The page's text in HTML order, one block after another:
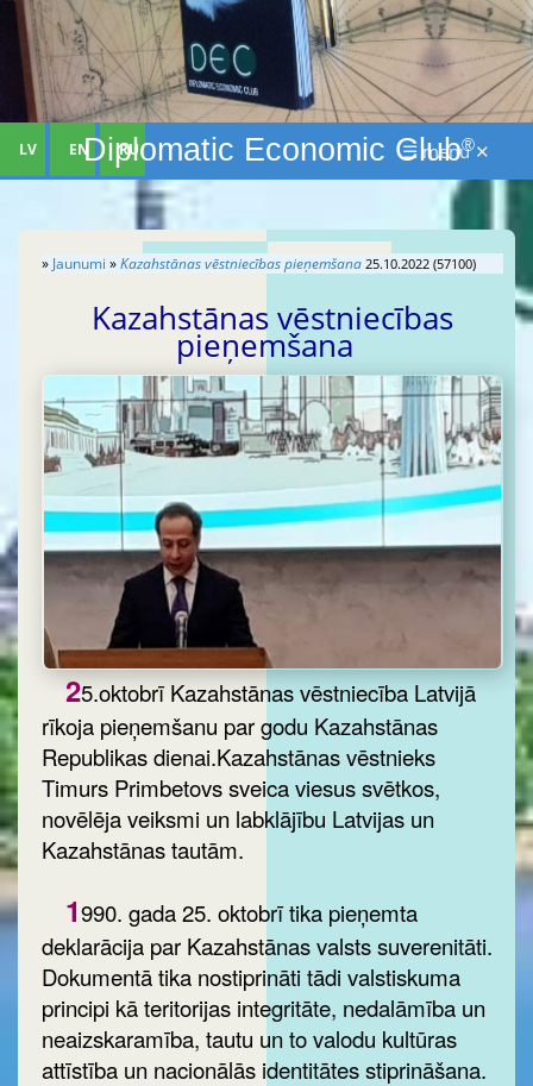
Diplomatic Economic Club®
LV EN RU ☰ menu ✕
» Jaunumi »Kazahstānas vēstniecības pieņemšana 25.10.2022 (57100)
Kazahstānas vēstniecības
pieņemšana
25.oktobrī Kazahstānas vēstniecība Latvijā
rīkoja pieņemšanu par godu Kazahstānas
Republikas dienai.Kazahstānas vēstnieks
Timurs Primbetovs sveica viesus svētkos,
novēlēja veiksmi un labklājību Latvijas un
Kazahstānas tautām.
1990. gada 25. oktobrī tika pieņemta
deklarācija par Kazahstānas valsts suverenitāti.
Dokumentā tika nostiprināti tādi valstiskuma
principi kā teritorijas integritāte, nedalāmība un
neaizskaramība, tautu un to valodu kultūras
attīstība un nacionālās identitātes stiprināšana.